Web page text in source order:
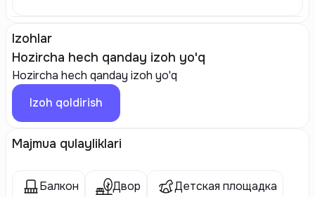
Izohlar
Hozircha hech qanday izoh yo'q
Hozircha hech qanday izoh yo'q
Izoh qoldirish
Majmua qulayliklari
Балкон Двор Детская площадка